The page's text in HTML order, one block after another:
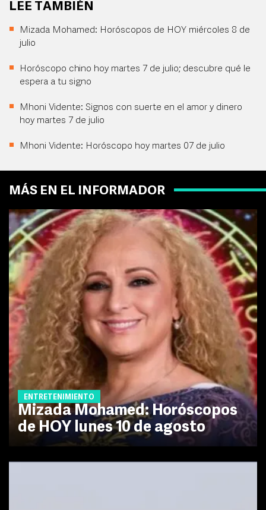
LEE TAMBIÉN
Mizada Mohamed: Horóscopos de HOY miércoles 8 de
julio
Horóscopo chino hoy martes 7 de julio; descubre qué le
espera a tu signo
Mhoni Vidente: Signos con suerte en el amor y dinero
hoy martes 7 de julio
Mhoni Vidente: Horóscopo hoy martes 07 de julio
MÁS EN EL INFORMADOR
ENTRETENIMIENTO
Mizada Mohamed: Horóscopos
de HOY lunes 10 de agosto